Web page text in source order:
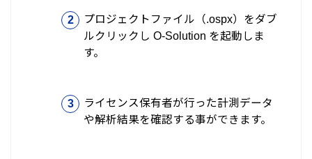
プロジェクトファイル（.ospx）をダブ
ルクリックし O-Solution を起動しま
す。
ライセンス保有者が行った計測データ
や解析結果を確認する事ができます。